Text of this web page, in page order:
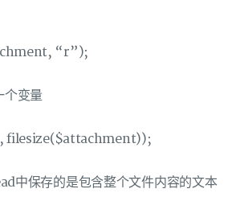
“r”);
个变量
filesize($attachment));
中保存的是包含整个文件内容的文本